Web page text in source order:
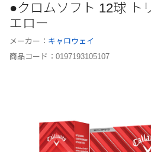
●クロムソフト 12球 ト
エロー
メーカー： キャロウェイ
商品コード： 0197193105107